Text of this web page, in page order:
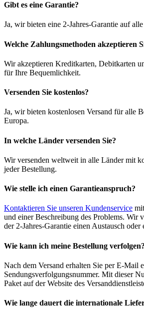
Gibt es eine Garantie?
Ja, wir bieten eine 2-Jahres-Garantie auf
Welche Zahlungsmethoden akzeptieren
Wir akzeptieren Kreditkarten, Debitkarten
für Ihre Bequemlichkeit.
Versenden Sie kostenlos?
Ja, wir bieten kostenlosen Versand für alle
Europa.
In welche Länder versenden Sie?
Wir versenden weltweit in alle Länder mit
jeder Bestellung.
Wie stelle ich einen Garantieanspruch?
Kontaktieren Sie unseren Kundenservice
und einer Beschreibung des Problems. Wir
der 2-Jahres-Garantie einen Austausch oder
Wie kann ich meine Bestellung verfolgen?
Nach dem Versand erhalten Sie per E-Mail
Sendungsverfolgungsnummer. Mit dieser
Paket auf der Website des
Wie lange dauert die internationale